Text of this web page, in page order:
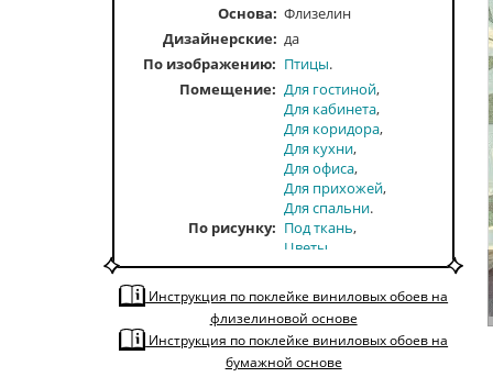
Основа: Флизелин
Дизайнерские: да
По изображению
Птицы
Помещение
Для гостиной
Для кабинета
Для коридора
Для кухни
Для офиса
Для прихожей
Для спальни
По рисунку
Под ткань
Цветы,
растительность
Арт-деко
Неоклассика
Современные
По типу Моющиеся
Рельефные
Инструкция по поклейке виниловых обоев на
флизелиновой основе
Инструкция по поклейке виниловых обоев на
бумажной основе